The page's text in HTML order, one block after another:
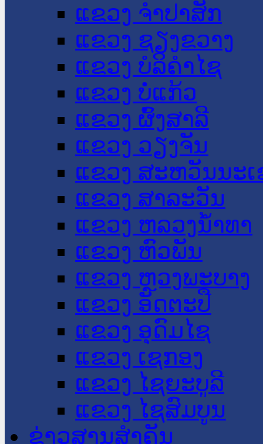
ແຂວງ ຈໍາປາສັກ
ແຂວງ ຊຽງຂວາງ
ແຂວງ ບໍລິຄໍາໄຊ
ແຂວງ ບໍ່ແກ້ວ
ແຂວງ ຜົ້ງສາລີ
ແຂວງ ວຽງຈັນ
ແຂວງ ສະຫວັນນະ
ແຂວງ ສາລະວັນ
ແຂວງ ຫລວງນໍ້າທາ
ແຂວງ ຫົວພັນ
ແຂວງ ຫຼວງພະບາງ
ແຂວງ ອັດຕະປື
ແຂວງ ອຸດົມໄຊ
ແຂວງ ເຊກອງ
ແຂວງ ໄຊຍະບູລີ
ແຂວງ ໄຊສົມບູນ
ຂ່າວສານສໍາຄັນ